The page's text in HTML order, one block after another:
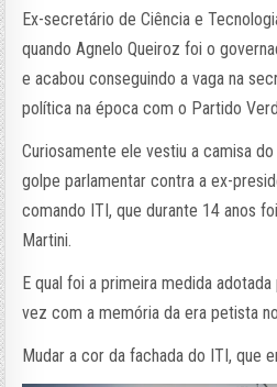
Ex-secretário de Ciência e
quando Agnelo Queiroz foi o
e acabou conseguindo a vaga na
política na época com o Partido
Curiosamente ele vestiu a camisa
golpe parlamentar contra a ex-
comando ITI, que durante 14 anos
Martini.
E qual foi a primeira medida
vez com a memória da era petista
Mudar a cor da fachada do ITI, que